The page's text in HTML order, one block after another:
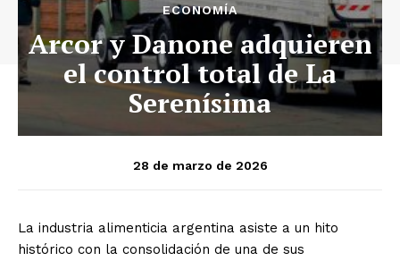
ECONOMÍA
Arcor y Danone adquieren
el control total de La
Serenísima
28 de marzo de 2026
La industria alimenticia argentina asiste a un hito
histórico con la consolidación de una de sus